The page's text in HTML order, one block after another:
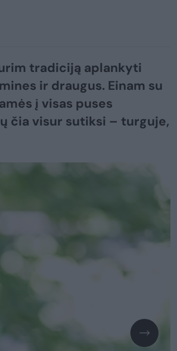
tradiciją aplankyti
ir draugus. Einam su
į visas puses
čia visur sutiksi – turguje,